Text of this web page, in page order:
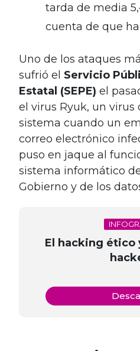
tarda de media
cuenta de que
Uno de los ataques
sufrió el Servicio
Estatal (SEPE) el
el virus Ryuk, un virus
sistema cuando un
correo electrónico
puso en jaque al
sistema informático
Gobierno y de los
El hacking ético